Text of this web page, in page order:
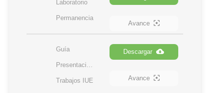
Laboratorio
Permanencia
Avance
Guía
Presentación
Trabajos IUE
Descargar
Avance